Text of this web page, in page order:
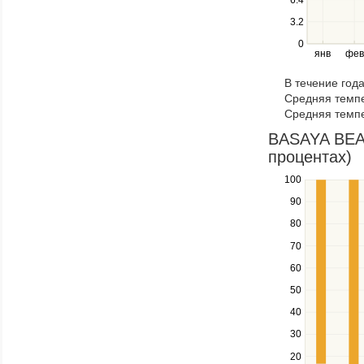
янв фев
0
3.2
and
right
navigate
through
items
in
a
series.
В течение
Средняя
Средняя
BASAYA
процентах)
20
30
40
50
60
70
80
90
100
Use
the
and
down
to
navigate
series.
Use
the